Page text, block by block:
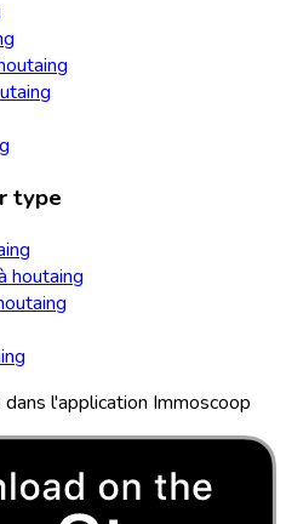
type
houtaing
l'application Immoscoop